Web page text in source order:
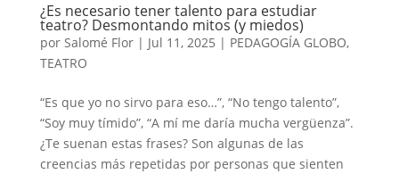
¿Es necesario tener talento para estudiar
teatro? Desmontando mitos (y miedos)
por Salomé Flor| Jul 11, 2025 | PEDAGOGÍA GLOBO,
TEATRO
“Es que yo no sirvo para eso…”, “No tengo talento”,
“Soy muy tímido”, “A mí me daría mucha vergüenza”.
¿Te suenan estas frases? Son algunas de las
creencias más repetidas por personas que sienten